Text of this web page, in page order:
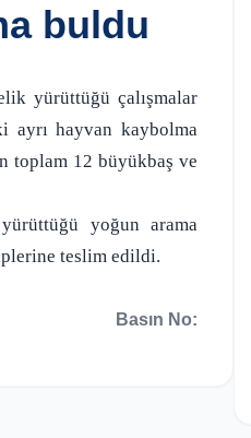
buldu
yürüttüğü çalışmalar
ayrı hayvan kaybolma
toplam 12 büyükbaş ve
yoğun arama
teslim edildi.
Basın No: